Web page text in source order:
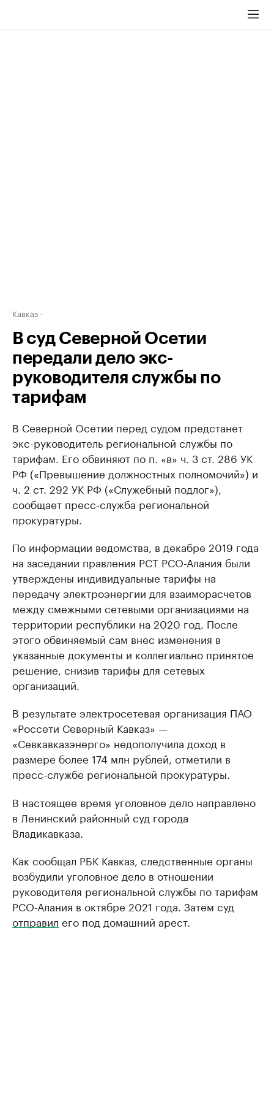
Кавказ
В суд Северной Осетии
передали дело экс-
руководителя службы по
тарифам
В Северной Осетии перед судом предстанет
экс-руководитель региональной службы по
тарифам. Его обвиняют по п. «в» ч. 3 ст. 286 УК
РФ («Превышение должностных полномочий») и
ч. 2 ст. 292 УК РФ («Служебный подлог»),
сообщает пресс-служба региональной
прокуратуры.
По информации ведомства, в декабре 2019 года
на заседании правления РСТ РСО-Алания были
утверждены индивидуальные тарифы на
передачу электроэнергии для взаиморасчетов
между смежными сетевыми организациями на
территории республики на 2020 год. После
этого обвиняемый сам внес изменения в
указанные документы и коллегиально принятое
решение, снизив тарифы для сетевых
организаций.
В результате электросетевая организация ПАО
«Россети Северный Кавказ» —
«Севкавказэнерго» недополучила доход в
размере более 174 млн рублей, отметили в
пресс-службе региональной прокуратуры.
В настоящее время уголовное дело направлено
в Ленинский районный суд города
Владикавказа.
Как сообщал РБК Кавказ, следственные органы
возбудили уголовное дело в отношении
руководителя региональной службы по тарифам
РСО-Алания в октябре 2021 года. Затем суд
отправил его под домашний арест.